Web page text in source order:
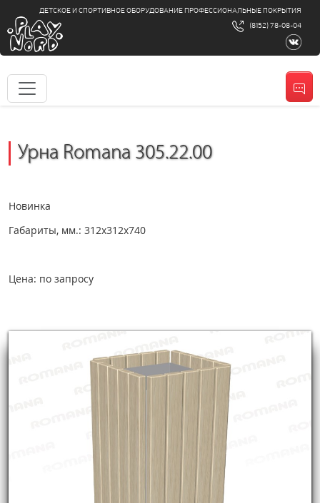
ДЕТСКОЕ И СПОРТИВНОЕ ОБОРУДОВАНИЕ ПРОФЕССИОНАЛЬНЫЕ ПОКРЫТИЯ
(8152) 78-08-04
Урна Romana 305.22.00
Новинка
Габариты, мм.: 312х312х740
Цена: по запросу